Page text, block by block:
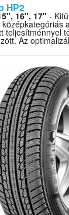
HP2
16", 17" -
teljesítménnyel
Az